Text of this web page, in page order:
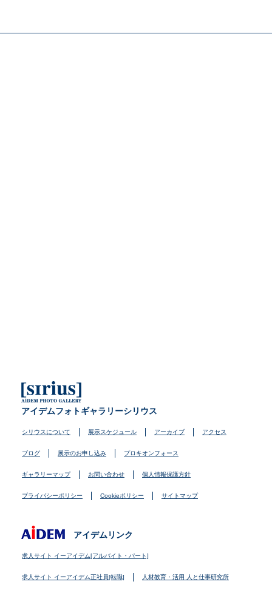
アイデムフォトギャラリーシリウス
シリウスについて 展示スケジュール アーカイブ アクセス
ブログ 展示のお申し込み プロキオンフォース
ギャラリーマップ お問い合わせ 個人情報保護方針
プライバシーポリシー Cookieポリシー サイトマップ
アイデムリンク
求人サイト イーアイデム[アルバイト・パート]
求人サイト イーアイデム正社員[転職] 人材教育・活用 人と仕事研究所